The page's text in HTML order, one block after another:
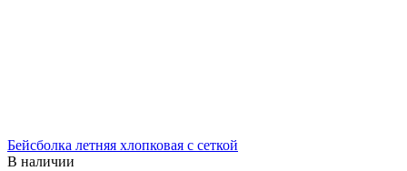
Бейсболка летняя хлопковая с сеткой
В наличии